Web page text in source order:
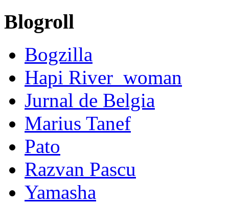
Blogroll
Bogzilla
Hapi River_woman
Jurnal de Belgia
Marius Tanef
Pato
Razvan Pascu
Yamasha